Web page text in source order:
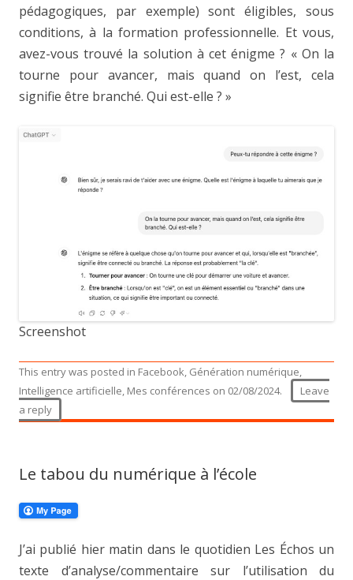
pédagogiques, par exemple) sont éligibles, sous
conditions, à la formation professionnelle. Et vous,
avez-vous trouvé la solution à cet énigme ? « On la
tourne pour avancer, mais quand on l’est, cela
signifie être branché. Qui est-elle ? »
Screenshot
This entry was posted in Facebook Génération numérique
Intelligence artificielle Mes conférences on 02/08/2024.
Leave
a reply
Le tabou du numérique à l’école
J’ai publié hier matin dans le quotidien Les Échos un
texte d’analyse/commentaire sur l’utilisation du